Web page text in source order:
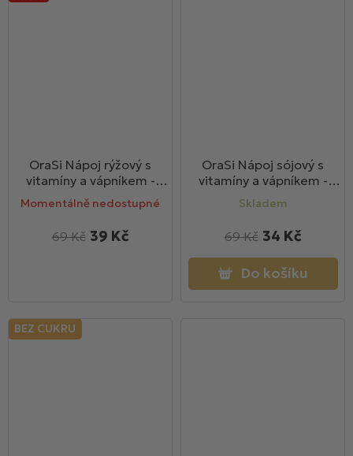
OraSi Nápoj rýžový s
vitamíny a vápníkem -
VEGAN 1000ml
Momentálně nedostupné
39 Kč
69 Kč
OraSi Nápoj sójový s
vitamíny a vápníkem -
VEGAN 1000ml
Skladem
34 Kč
69 Kč
Do košíku
BEZ CUKRU